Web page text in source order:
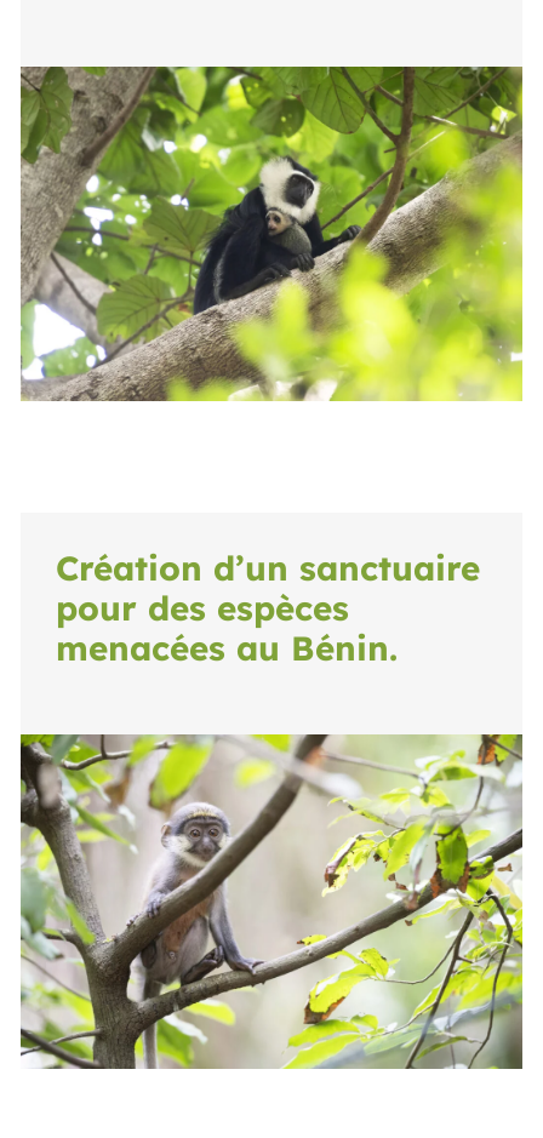
Création d’un sanctuaire
pour des espèces
menacées au Bénin.